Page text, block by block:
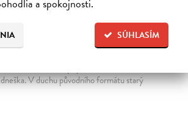
SÚHLASÍM
Ale on se baví se
V duchu původního formátu starý